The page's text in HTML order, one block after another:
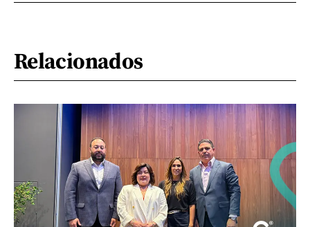
Relacionados